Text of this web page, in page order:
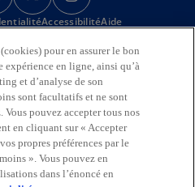
’
o
u
v
r
e
d
a
n
s
’
o
v
r
e
d
a
n
s
’
o
v
r
e
d
a
n
s
AccessibilitéAide
que les bureaux de KPMG
Nord) sont situés sur les
traité et non cédés des Premières
à responsabilité limitée de
mondiale KPMG de
International Limited, société
par garantie. Tous droits
pour en assurer le bon
en ligne, ainsi qu’à
et d’analyse de son
sont facultatifs et ne sont
Vous pouvez accepter tous nos
en cliquant sur « Accepter
propres préférences par le
». Vous pouvez en
dans l’énoncé en